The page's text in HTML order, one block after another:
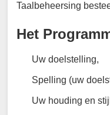
Taalbeheersing
Het
Uw doelstelling,
Spelling (uw
Uw houding en